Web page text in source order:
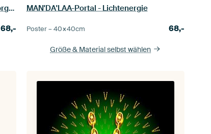
SOL'A'VANA-Ein Leben in Frieden, Geborgenheit und Freude
68,-
MAN'DA'LAA-Portal - Lichtenergie
Poster –40×40cm 68,-
Größe & Material selbst wählen